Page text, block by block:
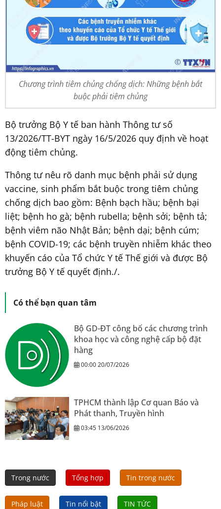
Chương trình tiêm chủng chống dịch: Những bệnh bắt
buộc phải tiêm chủng
Bộ trưởng Bộ Y tế ban hành Thông tư số
13/2026/TT-BYT ngày 16/5/2026 quy định về hoạt
động tiêm chủng.
Thông tư nêu rõ danh mục bệnh phải sử dụng
vaccine, sinh phẩm bắt buộc trong tiêm chủng
chống dịch bao gồm: Bệnh bạch hầu; bệnh bại
liệt; bệnh ho gà; bệnh rubella; bệnh sởi; bệnh tả;
bệnh viêm não Nhật Bản; bệnh dại; bệnh cúm;
bệnh COVID-19; các bệnh truyền nhiễm khác theo
khuyến cáo của Tổ chức Y tế Thế giới và được Bộ
trưởng Bộ Y tế quyết định./.
Có thể bạn quan tâm
Bộ GD-ĐT công bố các chương trình
khoa học và công nghệ cấp bộ đặt
hàng
00:00 20/07/2026
TPHCM thành lập Cơ quan Báo và
Phát thanh, Truyền hình
03:45 13/06/2026
Trong nước Tổng hợp Tin trong nước
Pháp luật Tin nổi bật TIN TỨC